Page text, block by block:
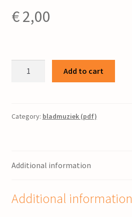
€2,00
der
Jelles
Add to cart
Category: bladmuziek (pdf)
Additional information
Additional information